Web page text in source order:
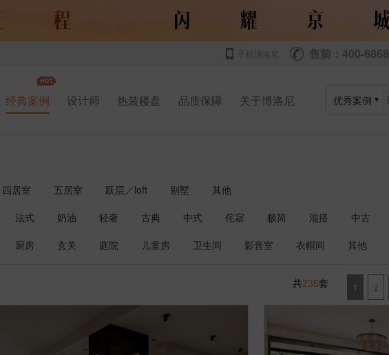
手机博洛尼 售前：400-
经典案例 设计师 热装楼盘 品质保障 关于博洛尼 优秀案例
四居室 五居室 跃层／loft 别墅
其他
法式 奶油 轻奢 古典 中式 侘寂 极简 混搭 中古
厨房 玄关 庭院 儿童房 卫生间 影音室 衣帽间 其他
共235套 1 2